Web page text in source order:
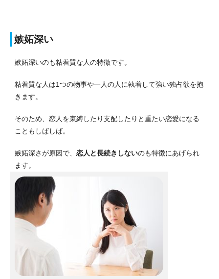
嫉妬深い
嫉妬深いのも粘着質な人の特徴です。
粘着質な人は1つの物事や一人の人に執着して強い独占欲を抱
きます。
そのため、恋人を束縛したり支配したりと重たい恋愛になる
こともしばしば。
嫉妬深さが原因で、 恋人と長続きしないのも特徴にあげられ
ます。